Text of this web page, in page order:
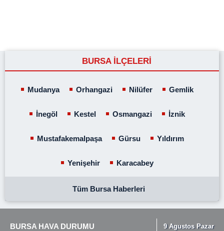
BURSA İLÇELERİ
Mudanya Orhangazi Nilüfer Gemlik
İnegöl Kestel Osmangazi İznik
Mustafakemalpaşa Gürsu Yıldırım
Yenişehir Karacabey
Tüm Bursa Haberleri
BURSA HAVA DURUMU 9 Agustos Pazar